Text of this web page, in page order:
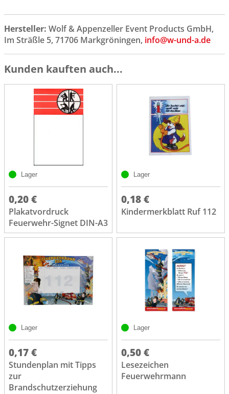
Hersteller: Wolf & Appenzeller Event Products GmbH,
Im Sträßle 5, 71706 Markgröningen, info@w-und-a.de
Kunden kauften auch...
Lager
0,20 €
Plakatvordruck
Feuerwehr-Signet DIN-A3
Lager
0,18 €
Kindermerkblatt Ruf 112
Lager
0,17 €
Stundenplan mit Tipps
zur
Brandschutzerziehung
Lager
0,50 €
Lesezeichen
Feuerwehrmann